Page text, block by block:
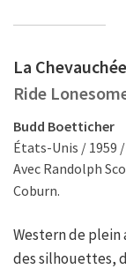
La
Ride
Budd Boetticher
États-Unis / 1959 /
Avec Randolph
Coburn.
Western de plein
des silhouettes,